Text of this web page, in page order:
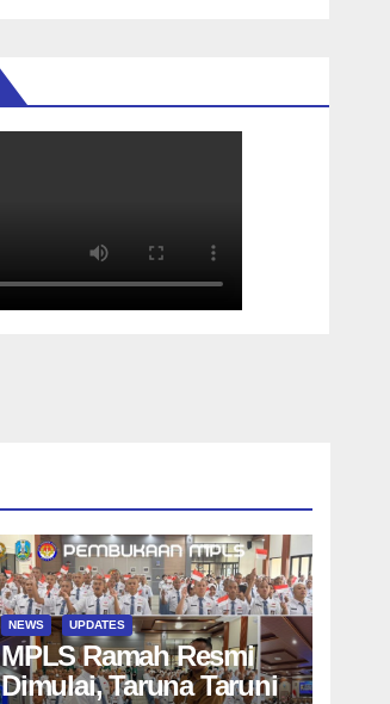
NEWS UPDATES
MPLS Ramah Resmi
Dimulai, Taruna Taruni